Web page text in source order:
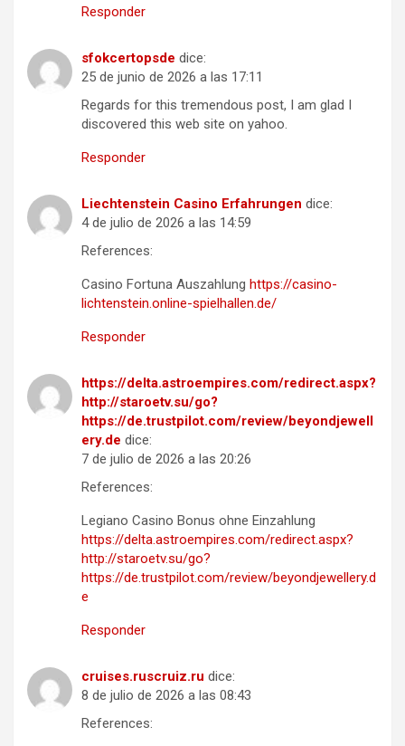
Responder
sfokcertopsde dice:
25 de junio de 2026 a las 17:11
Regards for this tremendous post, I am glad I
discovered this web site on yahoo.
Responder
Liechtenstein Casino Erfahrungen dice:
4 de julio de 2026 a las 14:59
References:
Casino Fortuna Auszahlung https://casino-
lichtenstein.online-spielhallen.de/
Responder
https://delta.astroempires.com/redirect.aspx?
http://staroetv.su/go?
https://de.trustpilot.com/review/beyondjewell
ery.de dice:
7 de julio de 2026 a las 20:26
References:
Legiano Casino Bonus ohne Einzahlung
https://delta.astroempires.com/redirect.aspx?
http://staroetv.su/go?
https://de.trustpilot.com/review/beyondjewellery.d
e
Responder
cruises.ruscruiz.ru dice:
8 de julio de 2026 a las 08:43
References: